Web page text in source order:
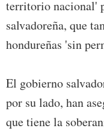
territorio nacional'
salvadoreña, que
hondureñas 'sin
El gobierno
por su lado, han
que tiene la